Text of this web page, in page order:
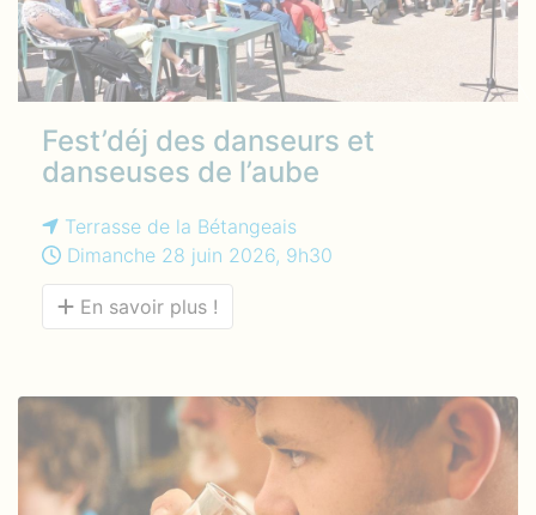
Fest’déj des danseurs et
danseuses de l’aube
Terrasse de la Bétangeais
Dimanche 28 juin 2026, 9h30
En savoir plus !